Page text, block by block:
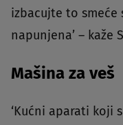
izbacujte to smeće
napunjena’ – kaže
Mašina za veš
‘Kućni aparati koji